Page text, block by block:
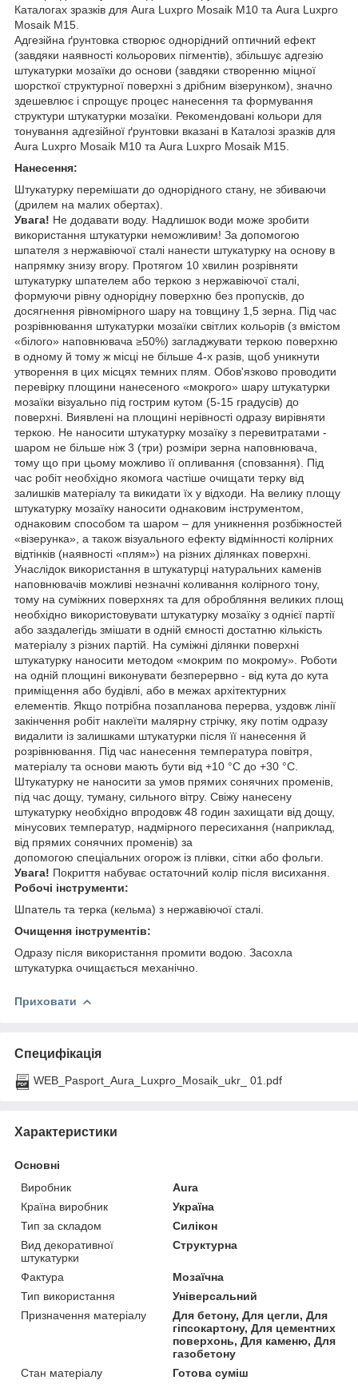
Каталогах зразків для Aura Luxpro Mosaik M10 та Aura Luxpro
Mosaik M15.
Адгезійна ґрунтовка створює однорідний оптичний ефект
(завдяки наявності кольорових пігментів), збільшує адгезію
штукатурки мозаїки до основи (завдяки створенню міцної
шорсткої структурної поверхні з дрібним візерунком), значно
здешевлює і спрощує процес нанесення та формування
структури штукатурки мозаїки. Рекомендовані кольори для
тонування адгезійної ґрунтовки вказані в Каталозі зразків для
Aura Luxpro Mosaik M10 та Aura Luxpro Mosaik M15.
Нанесення:
Штукатурку перемішати до однорідного стану, не збиваючи
(дрилем на малих обертах).
Увага! Не додавати воду. Надлишок води може зробити
використання штукатурки неможливим! За допомогою
шпателя з нержавіючої сталі нанести штукатурку на основу в
напрямку знизу вгору. Протягом 10 хвилин розрівняти
штукатурку шпателем або теркою з нержавіючої сталі,
формуючи рівну однорідну поверхню без пропусків, до
досягнення рівномірного шару на товщину 1,5 зерна. Під час
розрівнювання штукатурки мозаїки світлих кольорів (з вмістом
«білого» наповнювача ≥50%) загладжувати теркою поверхню
в одному й тому ж місці не більше 4-х разів, щоб уникнути
утворення в цих місцях темних плям. Обов'язково проводити
перевірку площини нанесеного «мокрого» шару штукатурки
мозаїки візуально під гострим кутом (5-15 градусів) до
поверхні. Виявлені на площині нерівності одразу вирівняти
теркою. Не наносити штукатурку мозаїку з перевитратами -
шаром не більше ніж 3 (три) розміри зерна наповнювача,
тому що при цьому можливо її опливання (сповзання). Під
час робіт необхідно якомога частіше очищати терку від
залишків матеріалу та викидати їх у відходи. На велику площу
штукатурку мозаїку наносити однаковим інструментом,
однаковим способом та шаром – для уникнення розбіжностей
«візерунка», а також візуального ефекту відмінності колірних
відтінків (наявності «плям») на різних ділянках поверхні.
Унаслідок використання в штукатурці натуральних каменів
наповнювачів можливі незначні коливання колірного тону,
тому на суміжних поверхнях та для обробляння великих площ
необхідно використовувати штукатурку мозаїку з однієї партії
або заздалегідь змішати в одній ємності достатню кількість
матеріалу з різних партій. На суміжні ділянки поверхні
штукатурку наносити методом «мокрим по мокрому». Роботи
на одній площині виконувати безперервно - від кута до кута
приміщення або будівлі, або в межах архітектурних
елементів. Якщо потрібна позапланова перерва, уздовж лінії
закінчення робіт наклеїти малярну стрічку, яку потім одразу
видалити із залишками штукатурки після її нанесення й
розрівнювання. Під час нанесення температура повітря,
матеріалу та основи мають бути від +10 °С до +30 °С.
Штукатурку не наносити за умов прямих сонячних променів,
під час дощу, туману, сильного вітру. Свіжу нанесену
штукатурку необхідно впродовж 48 годин захищати від дощу,
мінусових температур, надмірного пересихання (наприклад,
від прямих сонячних променів) за
допомогою спеціальних огорож із плівки, сітки або фольги.
Увага! Покриття набуває остаточний колір після висихання.
Робочі інструменти:
Шпатель та терка (кельма) з нержавіючої сталі.
Очищення інструментів:
Одразу після використання промити водою. Засохла
штукатурка очищається механічно.
Приховати
Специфікація
WEB_Pasport_Aura_Luxpro_Mosaik_ukr_ 01.pdf
Характеристики
Основні
Виробник
Aura
Країна виробник
Україна
Тип за складом
Силікон
Вид декоративної
штукатурки
Структурна
Фактура
Мозаїчна
Тип використання
Універсальний
Призначення матеріалу
Для бетону, Для цегли, Для
гіпсокартону, Для цементних
поверхонь, Для каменю, Для
газобетону
Стан матеріалу
Готова суміш